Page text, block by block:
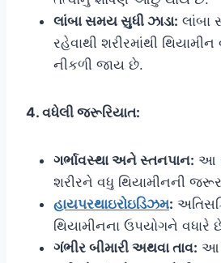
લાંબા સમય સુધી ઝાડા: લાંબા
રહેવાથી શરીરમાંથી
નીકળી જાય છે.
4. વધેલી જરૂરિયાત:
ગર્ભાવસ્થા અને સ્તનપાન: આ
શરીરને વધુ થિયામીનની
હાયપરથાઇરોઇડિઝમ:
થિયામીનના ઉપયોગને વધારે
ગંભીર બીમારી અથવા તાવ: આ